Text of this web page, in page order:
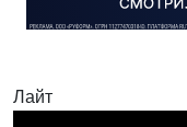
Лайт